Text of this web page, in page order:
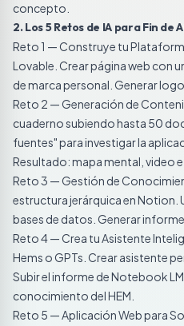
concepto.
2. Los 5 Retos de IA para Fin de
Reto 1 — Construye tu
Lovable. Crear página web con
de marca personal. Generar
Reto 2 — Generación de
cuaderno subiendo hasta 50
fuentes" para investigar la
Resultado: mapa mental, video
Reto 3 — Gestión de
estructura jerárquica en Notion.
bases de datos. Generar
Reto 4 — Crea tu Asistente
Hems o GPTs. Crear asistente
Subir el informe de Notebook
conocimiento del HEM.
Reto 5 — Aplicación Web para